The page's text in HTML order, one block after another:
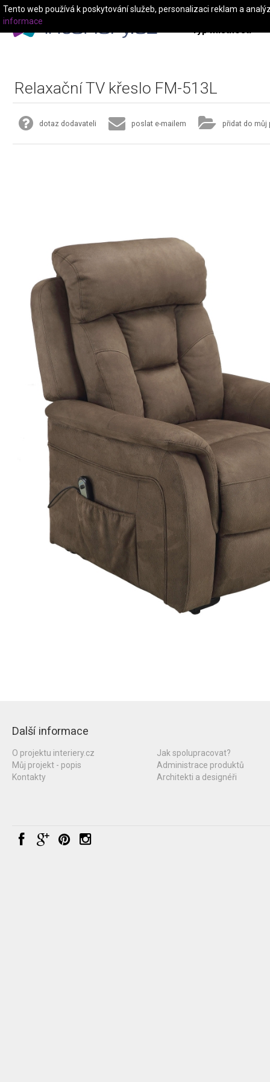
Typ místnosti
Relaxační TV křeslo FM-513L
dotaz dodavateli poslat e-mailem přidat do můj
Další informace
O projektu interiery.cz
Můj projekt - popis
Kontakty
Jak spolupracovat?
Administrace produktů
Architekti a designéři
Tento web používá k poskytování služeb, personalizaci reklam a
informace